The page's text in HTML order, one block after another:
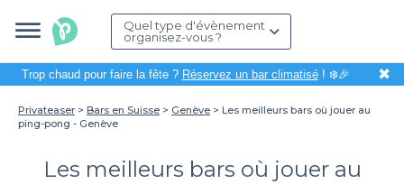
Quel type d'évènement
organisez-vous ?
Trop chaud pour faire la fête ? Réservez un bar climatisé! ❄️🎉 ✖
Privateaser Bars en Suisse Genève
Les meilleurs bars où jouer au
ping-pong - Genève
Les meilleurs bars où jouer au